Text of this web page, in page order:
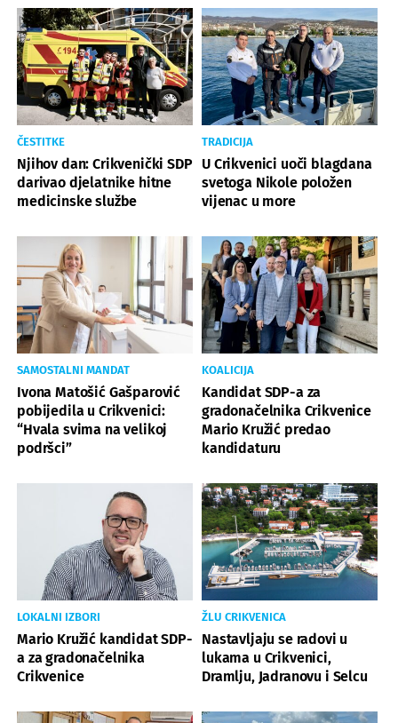
ČESTITKE
Njihov dan: Crikvenički SDP
darivao djelatnike hitne
medicinske službe
TRADICIJA
U Crikvenici uoči blagdana
svetoga Nikole položen
vijenac u more
SAMOSTALNI MANDAT
Ivona Matošić Gašparović
pobijedila u Crikvenici:
“Hvala svima na velikoj
podršci”
KOALICIJA
Kandidat SDP-a za
gradonačelnika Crikvenice
Mario Kružić predao
kandidaturu
LOKALNI IZBORI
Mario Kružić kandidat SDP-
a za gradonačelnika
Crikvenice
ŽLU CRIKVENICA
Nastavljaju se radovi u
lukama u Crikvenici,
Dramlju, Jadranovu i Selcu